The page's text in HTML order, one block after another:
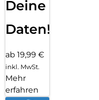
Deine
Daten!
ab 19,99 €
inkl. MwSt.
Mehr
erfahren